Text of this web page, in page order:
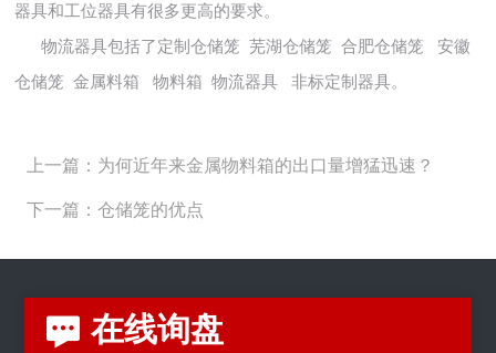
器具和工位器具有很多更高的要求。
物流器具包括了定制仓储笼 芜湖仓储笼 合肥仓储笼 安徽
仓储笼 金属料箱 物料箱 物流器具 非标定制器具。
上一篇：为何近年来金属物料箱的出口量增猛迅速？
下一篇：仓储笼的优点
在线询盘